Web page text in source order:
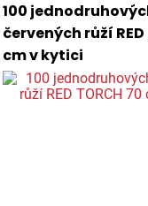
100
červených růží RED
cm v kytici